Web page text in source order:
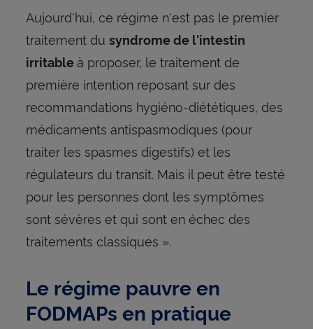
Aujourd'hui, ce régime n'est pas le premier
traitement du syndrome de l'intestin
irritableà proposer, le traitement de
première intention reposant sur des
recommandations hygiéno-diététiques, des
médicaments antispasmodiques (pour
traiter les spasmes digestifs) et les
régulateurs du transit. Mais il peut être testé
pour les personnes dont les symptômes
sont sévères et qui sont en échec des
traitements classiques ».
Le régime pauvre en
FODMAPs en pratique